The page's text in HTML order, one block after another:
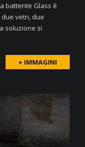
battente Glass è
vetri, due
soluzione si
+ IMMAGINI